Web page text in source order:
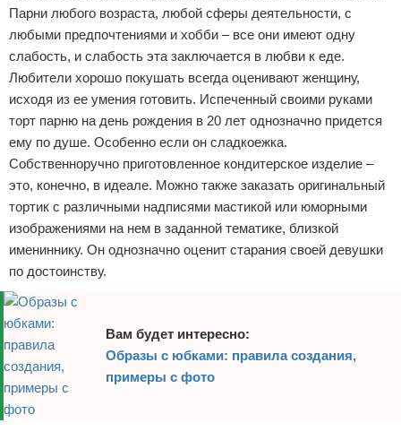
Парни любого возраста, любой сферы деятельности, с
любыми предпочтениями и хобби – все они имеют одну
слабость, и слабость эта заключается в любви к еде.
Любители хорошо покушать всегда оценивают женщину,
исходя из ее умения готовить. Испеченный своими руками
торт парню на день рождения в 20 лет однозначно придется
ему по душе. Особенно если он сладкоежка.
Собственноручно приготовленное кондитерское изделие –
это, конечно, в идеале. Можно также заказать оригинальный
тортик с различными надписями мастикой или юморными
изображениями на нем в заданной тематике, близкой
имениннику. Он однозначно оценит старания своей девушки
по достоинству.
Вам будет интересно:
Образы с юбками: правила создания,
примеры с фото